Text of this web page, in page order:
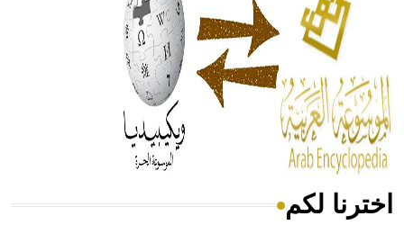
- هل تعلم أن المرجان إفراز حيواني يتكون في البحر ويتركب
من مادة كربونات الكلسيوم، وهو أحمر أو شديد الحمرة وهو
أجود أنواعه، ويمتاز بكبر الحجم ويسمى الش
اخترنا لكم